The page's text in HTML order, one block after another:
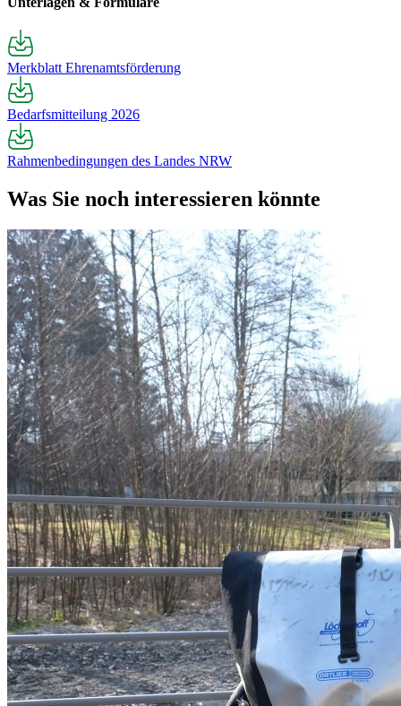
Merkblatt Ehrenamtsförderung
Bedarfsmitteilung 2026
Rahmenbedingungen des Landes NRW
Was Sie noch interessieren könnte